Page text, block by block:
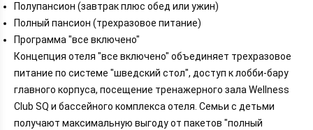
Полупансион (завтрак плюс обед или ужин)
Полный пансион (трехразовое питание)
Программа "все включено"
Концепция отеля "все включено" объединяет трехразовое
питание по системе "шведский стол", доступ к лобби-бару
главного корпуса, посещение тренажерного зала Wellness
Club SQ и бассейного комплекса отеля. Семьи с детьми
получают максимальную выгоду от пакетов "полный